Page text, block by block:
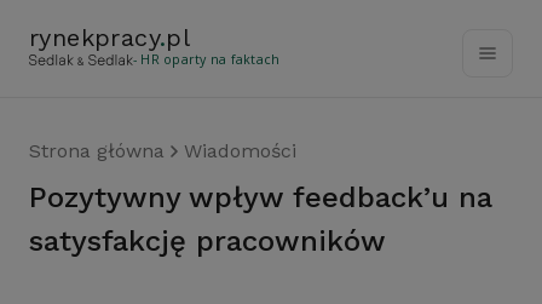
rynekpracy.pl
- HR oparty na faktach
Strona główna Wiadomości
Pozytywny wpływ feedback’u na
satysfakcję pracowników